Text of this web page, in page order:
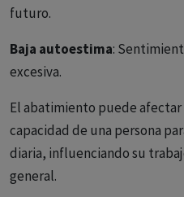
futuro.
Baja autoestima:
excesiva.
El abatimiento puede
capacidad de una persona
diaria, influenciando su
general.